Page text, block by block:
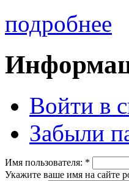
подробнее
Войти в
Забыли
Имя пользователя: *
Укажите ваше имя на сайте